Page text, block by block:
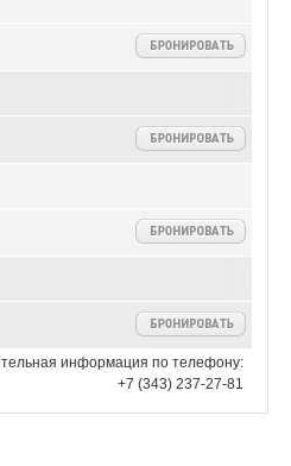
информация по телефону:
+7 (343) 237-27-81